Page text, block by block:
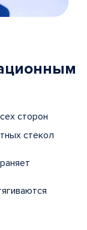
сторон
стекол